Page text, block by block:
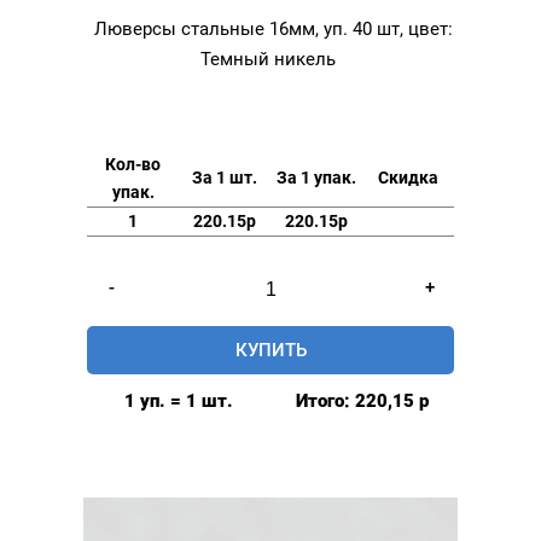
Люверсы стальные 16мм, уп. 40 шт, цвет:
Темный никель
Кол-во
упак.
За 1 шт. За 1 упак. Скидка
1 220.15р 220.15р
-
товара
Люверсы
стальные
+
КУПИТЬ
1 уп. = 1 шт. Итого: 220,15 р